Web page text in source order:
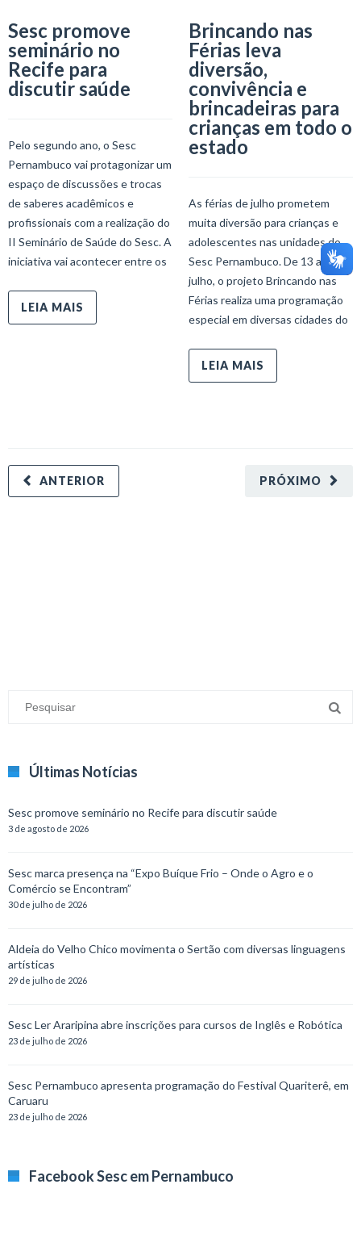
Sesc promove
seminário no
Recife para
discutir saúde
Pelo segundo ano, o Sesc
Pernambuco vai protagonizar um
espaço de discussões e trocas
de saberes acadêmicos e
profissionais com a realização do
II Seminário de Saúde do Sesc. A
iniciativa vai acontecer entre os
LEIA MAIS
Brincando nas
Férias leva
diversão,
convivência e
brincadeiras para
crianças em todo o
estado
As férias de julho prometem
muita diversão para crianças e
adolescentes nas unidades do
Sesc Pernambuco. De 13 a 24 de
julho, o projeto Brincando nas
Férias realiza uma programação
especial em diversas cidades do
LEIA MAIS
PRÓXIMO
ANTERIOR
Últimas Notícias
Sesc promove seminário no Recife para discutir saúde
3 de agosto de 2026
Sesc marca presença na “Expo Buíque Frio – Onde o Agro e o
Comércio se Encontram”
30 de julho de 2026
Aldeia do Velho Chico movimenta o Sertão com diversas linguagens
artísticas
29 de julho de 2026
Sesc Ler Araripina abre inscrições para cursos de Inglês e Robótica
23 de julho de 2026
Sesc Pernambuco apresenta programação do Festival Quariterê, em
Caruaru
23 de julho de 2026
Facebook Sesc em Pernambuco